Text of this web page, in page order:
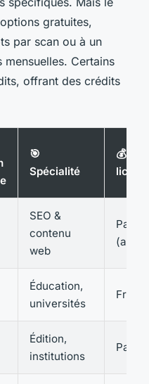
gratuites,
par scan ou à un
mensuelles. Certains
offrant des crédits
🎯
Spécialité
💰
SEO &
contenu
web
(avec
Éducation,
universités
Édition,
institutions